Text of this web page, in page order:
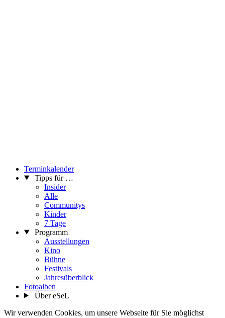
Terminkalender
Tipps für …
Insider
Alle
Communitys
Kinder
7 Tage
Programm
Ausstellungen
Kino
Bühne
Festivals
Jahresüberblick
Fotoalben
Über eSeL
Wir verwenden Cookies, um unsere Webseite für Sie möglichst